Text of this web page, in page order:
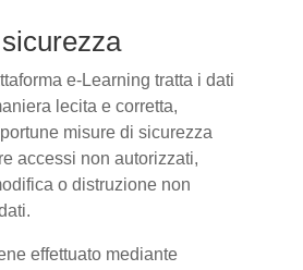
e-Learning tratta i dati
lecita e corretta,
misure di sicurezza
accessi non autorizzati,
o distruzione non
effettuato mediante